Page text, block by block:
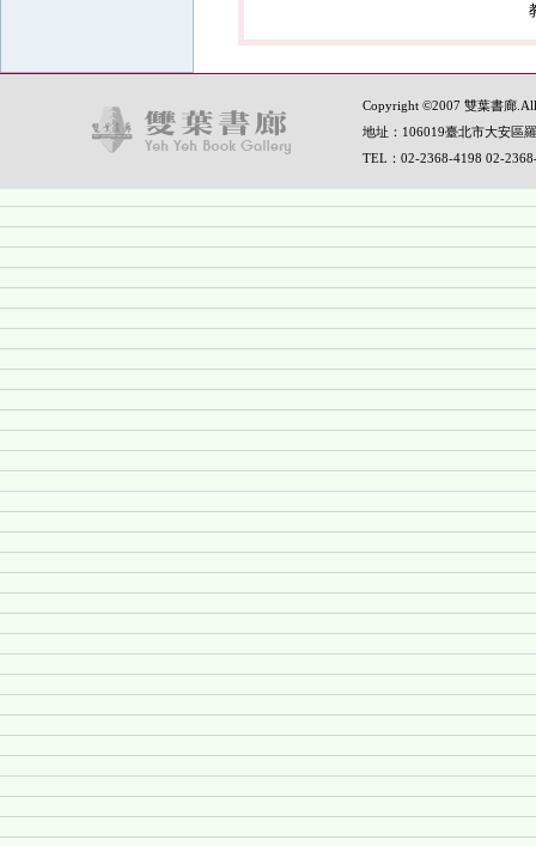
Copyright ©2007 雙葉書廊.All
地址：106019臺北市大安區
TEL：02-2368-4198 02-